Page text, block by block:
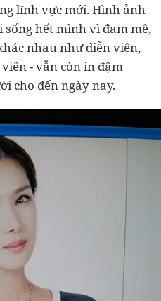
lĩnh vực mới. Hình ảnh
sống hết mình vì đam mê,
nhau như diễn viên,
- vẫn còn in đậm
cho đến ngày nay.